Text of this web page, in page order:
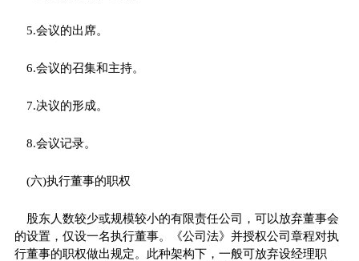
5.会议的出席。
6.会议的召集和主持。
7.决议的形成。
8.会议记录。
(六)执行董事的职权
股东人数较少或规模较小的有限责任公司，可以放弃董事会
的设置，仅设一名执行董事。《公司法》并授权公司章程对执
行董事的职权做出规定。此种架构下，一般可放弃设经理职